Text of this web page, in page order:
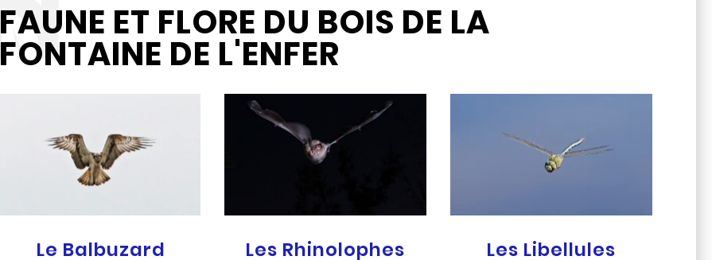
FAUNE ET FLORE DU BOIS DE LA
FONTAINE DE L'ENFER
Le Balbuzard
Les Rhinolophes Les Libellules